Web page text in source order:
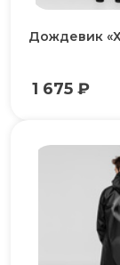
Дождевик
1 675 ₽